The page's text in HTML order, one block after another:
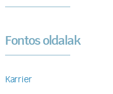
Fontos oldalak
Karrier